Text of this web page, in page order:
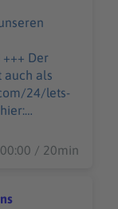
hier:
video-
der-
podcast-
erzählt
langen,
Dabei
auch als
dance-
sie auch von
/ 20min